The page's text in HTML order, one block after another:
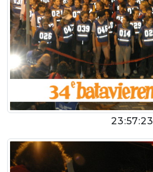
23:57:23